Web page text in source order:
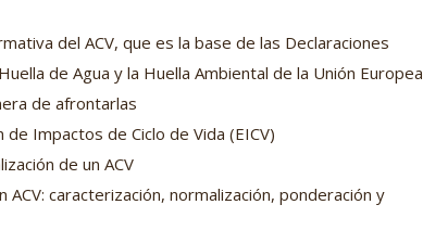
del ACV, que es la base de las Declaraciones
de Agua y la Huella Ambiental de la Unión Europea
de afrontarlas
Impactos de Ciclo de Vida (EICV)
de un ACV
caracterización, normalización, ponderación y